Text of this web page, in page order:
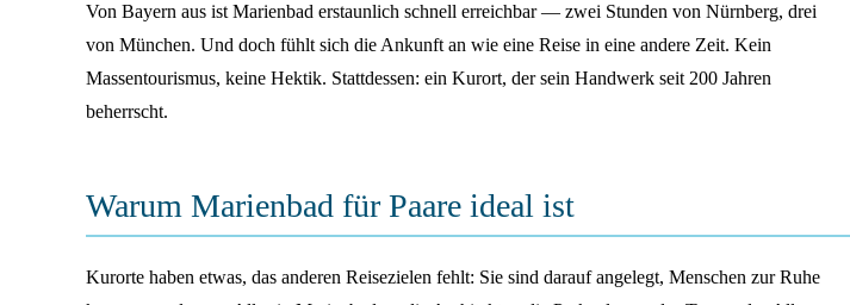
Von Bayern aus ist Marienbad erstaunlich schnell erreichbar — zwei Stunden von Nürnberg, drei
von München. Und doch fühlt sich die Ankunft an wie eine Reise in eine andere Zeit. Kein
Massentourismus, keine Hektik. Stattdessen: ein Kurort, der sein Handwerk seit 200 Jahren
beherrscht.
Warum Marienbad für Paare ideal ist
Kurorte haben etwas, das anderen Reisezielen fehlt: Sie sind darauf angelegt, Menschen zur Ruhe